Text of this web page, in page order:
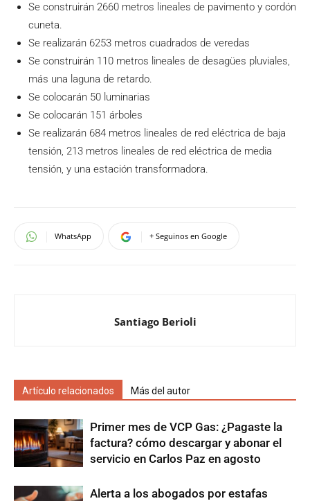
Se construirán 2660 metros lineales de pavimento y cordón
cuneta.
Se realizarán 6253 metros cuadrados de veredas
Se construirán 110 metros lineales de desagües pluviales,
más una laguna de retardo.
Se colocarán 50 luminarias
Se colocarán 151 árboles
Se realizarán 684 metros lineales de red eléctrica de baja
tensión, 213 metros lineales de red eléctrica de media
tensión, y una estación transformadora.
WhatsApp + Seguinos en Google
Santiago Berioli
Artículo relacionados Más del autor
Primer mes de VCP Gas: ¿Pagaste la
factura? cómo descargar y abonar el
servicio en Carlos Paz en agosto
Alerta a los abogados por estafas